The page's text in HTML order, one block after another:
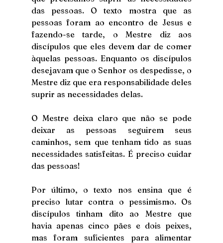
das pessoas. O texto mostra que as
pessoas foram ao encontro de Jesus e
fazendo-se tarde, o Mestre diz aos
discípulos que eles devem dar de comer
àquelas pessoas. Enquanto os discípulos
desejavam que o Senhor os despedisse, o
Mestre diz que era responsabilidade deles
suprir as necessidades delas.
O Mestre deixa claro que não se pode
deixar as pessoas seguirem seus
caminhos, sem que tenham tido as suas
necessidades satisfeitas. É preciso cuidar
das pessoas!
Por último, o texto nos ensina que é
preciso lutar contra o pessimismo. Os
discípulos tinham dito ao Mestre que
havia apenas cinco pães e dois peixes,
mas foram suficientes para alimentar